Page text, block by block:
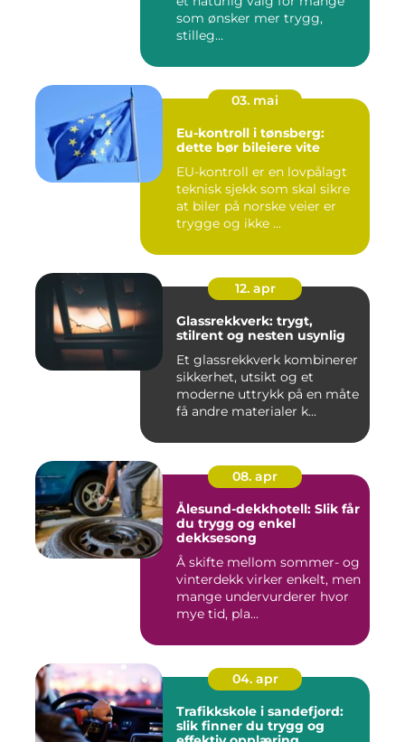
som ønsker mer trygg,
stilleg...
03. mai
Eu-kontroll i tønsberg:
dette bør bileiere vite
EU-kontroll er en lovpålagt
teknisk sjekk som skal sikre
at biler på norske veier er
trygge og ikke ...
12. apr
Glassrekkverk: trygt,
stilrent og nesten usynlig
Et glassrekkverk kombinerer
sikkerhet, utsikt og et
moderne uttrykk på en måte
få andre materialer k...
08. apr
Ålesund-dekkhotell: Slik får
du trygg og enkel
dekksesong
Å skifte mellom sommer- og
vinterdekk virker enkelt, men
mange undervurderer hvor
mye tid, pla...
04. apr
Trafikkskole i sandefjord:
slik finner du trygg og